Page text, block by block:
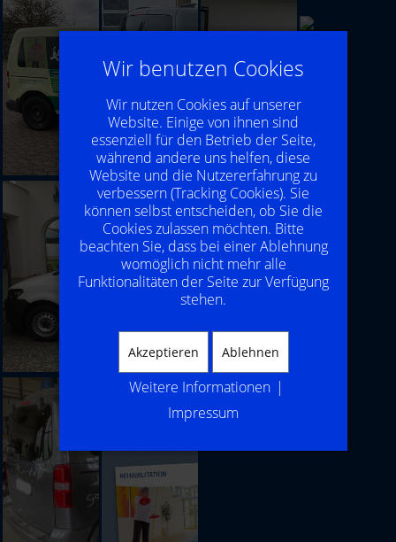
Wir benutzen Cookies
Wir nutzen Cookies auf unserer
Website. Einige von ihnen sind
essenziell für den Betrieb der Seite,
während andere uns helfen, diese
Website und die Nutzererfahrung zu
verbessern (Tracking Cookies). Sie
können selbst entscheiden, ob Sie die
Cookies zulassen möchten. Bitte
beachten Sie, dass bei einer Ablehnung
womöglich nicht mehr alle
Funktionalitäten der Seite zur Verfügung
stehen.
Akzeptieren Ablehnen
Weitere Informationen |
Impressum